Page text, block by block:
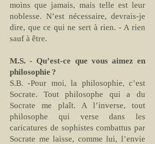
moins que jamais, mais telle est leur
noblesse. N’est nécessaire, devrais-je
dire, que ce qui ne sert à rien. - A rien
sauf à être.
M.S. - Qu’est-ce que vous aimez en
philosophie ?
S.B. -Pour moi, la philosophie, c’est
Socrate. Tout philosophe qui a du
Socrate me plaît. A l’inverse, tout
philosophe qui verse dans les
caricatures de sophistes combattus par
Socrate me laisse, comme lui, l’envie